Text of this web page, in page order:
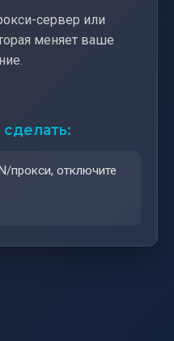
сервер или
меняет ваше
прокси, отключите